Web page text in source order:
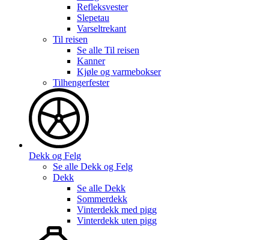
Refleksvester
Slepetau
Varseltrekant
Til reisen
Se alle Til reisen
Kanner
Kjøle og varmebokser
Tilhengerfester
Dekk og Felg
Se alle Dekk og Felg
Dekk
Se alle Dekk
Sommerdekk
Vinterdekk med pigg
Vinterdekk uten pigg